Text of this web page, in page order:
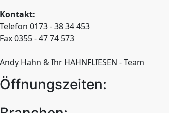
Kontakt:
Telefon 0173 - 38 34 453
Fax 0355 - 47 74 573
Andy Hahn & Ihr HAHNFLIESEN - Team
Öffnungszeiten: